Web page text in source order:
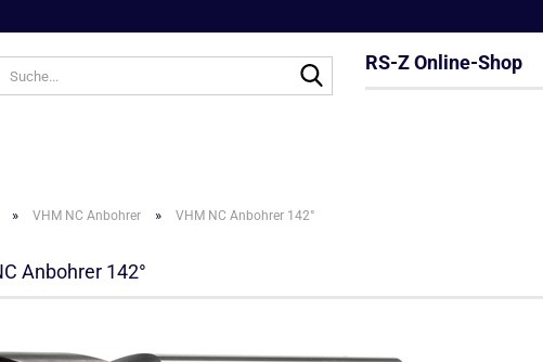
Suche...RS-Z Online-Shop
» VHM NC Anbohrer » VHM NC Anbohrer 142°
Anbohrer 142°